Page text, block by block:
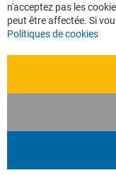
n'acceptez pas les
peut être affectée. Si
Politiques de cookies